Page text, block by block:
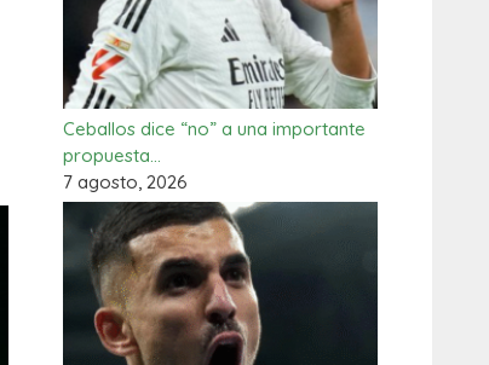
Ceballos dice “no” a una importante
propuesta…
7 agosto, 2026